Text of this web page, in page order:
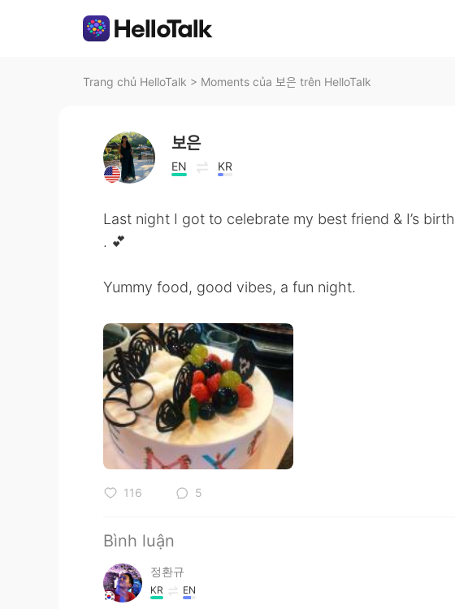
Trang chủ HelloTalk > Moments của 보은 trên HelloTalk
보은
EN KR
Last night I got to celebrate my best friend & I’s
. 💕
Yummy food, good vibes, a fun night.
116 5
Bình luận
정환규
KR EN